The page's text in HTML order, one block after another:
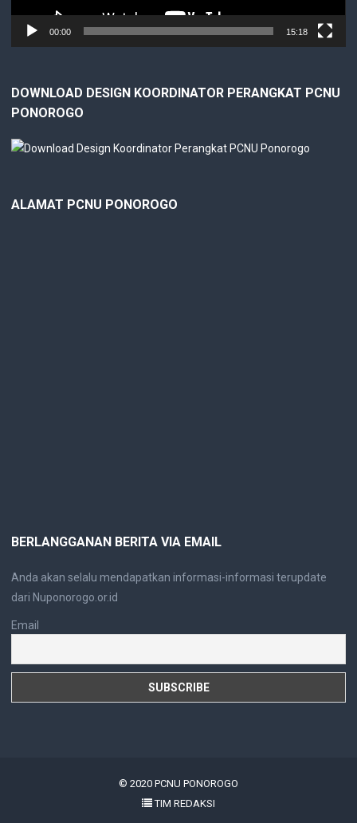
00:00 15:18
DOWNLOAD DESIGN KOORDINATOR PERANGKAT PCNU
PONOROGO
ALAMAT PCNU PONOROGO
BERLANGGANAN BERITA VIA EMAIL
Anda akan selalu mendapatkan informasi-informasi terupdate
dari Nuponorogo.or.id
Email
© 2020 PCNU PONOROGO
TIM REDAKSI